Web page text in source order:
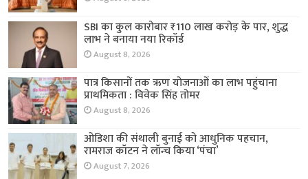
SBI का कुल कारोबार ₹110 लाख करोड़ के पार, शुद्ध
लाभ ने बनाया नया रिकॉर्ड
August 8, 2026
पात्र किसानों तक ऋण योजनाओं का लाभ पहुंचाना
प्राथमिकता : विवेक सिंह तोमर
August 8, 2026
ओडिशा की संथाली बुनाई को आधुनिक पहचान,
रामराज कॉटन ने लॉन्च किया ‘पंचा’
August 7, 2026